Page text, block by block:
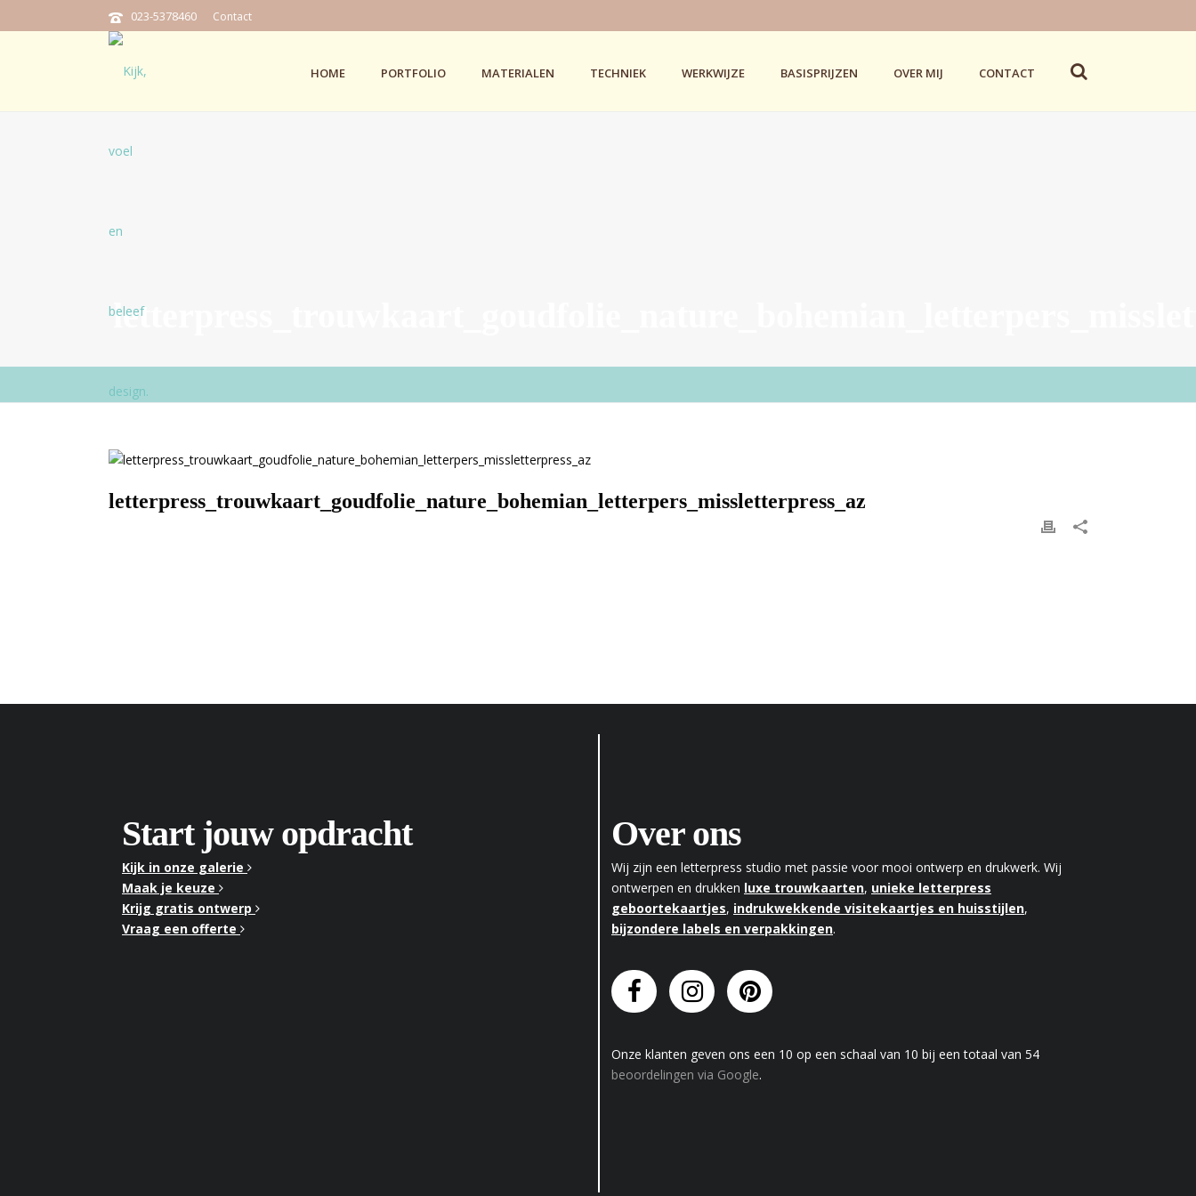
023-5378460 Contact
HOME PORTFOLIO MATERIALEN TECHNIEK WERKWIJZE BASISPRIJZEN OVER MIJ CONTACT
letterpress_trouwkaart_goudfolie_nature_bohemian_letterpers_missletterpress_az
Start jouw opdracht
Kijk in onze galerie
Maak je keuze
Krijg gratis ontwerp
Vraag een offerte
Over ons
Wij zijn een letterpress studio met passie voor mooi ontwerp en drukwerk. Wij
ontwerpen en drukken luxe trouwkaarten, unieke letterpress
geboortekaartjes, indrukwekkende visitekaartjes en huisstijlen,
bijzondere labels en verpakkingen.
Onze klanten geven ons een 10 op een schaal van 10 bij een totaal van 54
beoordelingen via Google.